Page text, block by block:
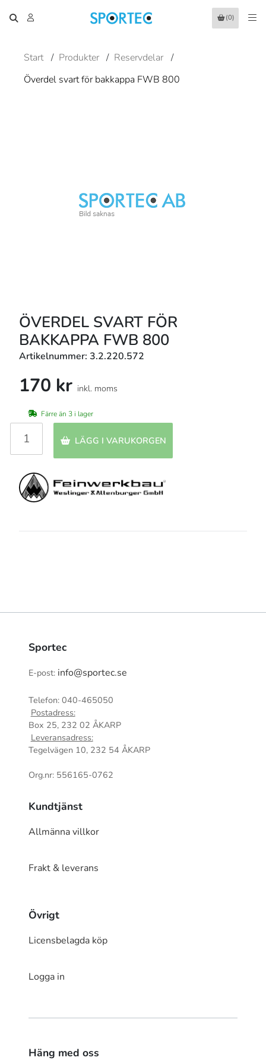
(0)
Start / Produkter / Reservdelar /
Överdel svart för bakkappa FWB 800
ÖVERDEL SVART FÖR
BAKKAPPA FWB 800
Artikelnummer: 3.2.220.572
170 kr inkl. moms
Färre än 3 i lager
LÄGG I VARUKORGEN
Sportec
E-post: info@sportec.se
Telefon: 040-465050
Postadress:
Box 25, 232 02 ÅKARP
Leveransadress:
Tegelvägen 10, 232 54 ÅKARP
Org.nr: 556165-0762
Kundtjänst
Allmänna villkor
Frakt & leverans
Övrigt
Licensbelagda köp
Logga in
Häng med oss